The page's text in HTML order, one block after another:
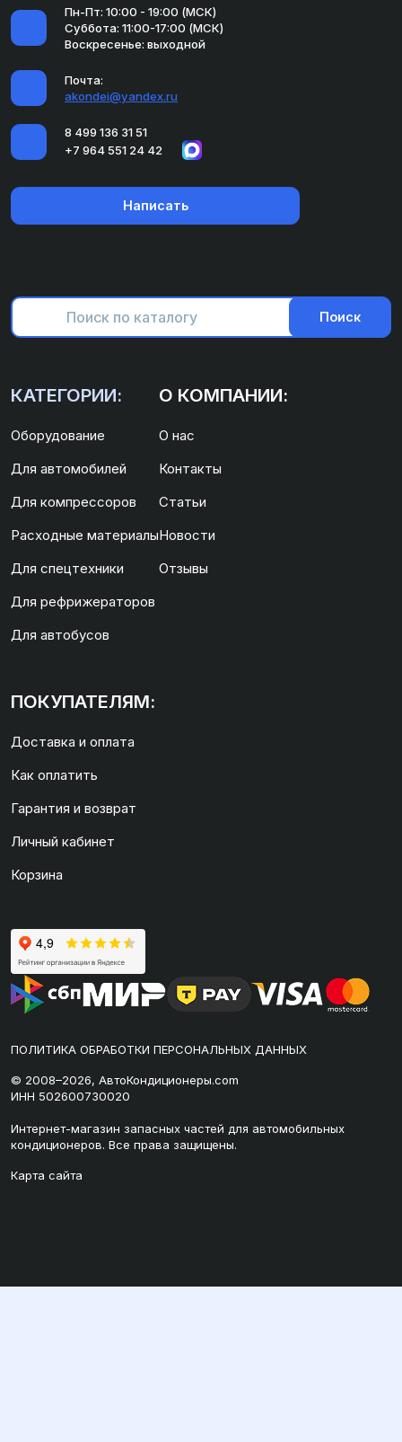
Пн-Пт: 10:00 - 19:00 (МСК)
Суббота: 11:00-17:00 (МСК)
Воскресенье: выходной
Почта:
akondei@yandex.ru
8 499 136 31 51
+7 964 551 24 42
Написать
Поиск
КАТЕГОРИИ:
Оборудование
Для автомобилей
Для компрессоров
Расходные материалы
Для спецтехники
Для рефрижераторов
Для автобусов
О КОМПАНИИ:
О нас
Контакты
Статьи
Новости
Отзывы
ПОКУПАТЕЛЯМ:
Доставка и оплата
Как оплатить
Гарантия и возврат
Личный кабинет
Корзина
ПОЛИТИКА ОБРАБОТКИ ПЕРСОНАЛЬНЫХ ДАННЫХ
© 2008–2026, АвтоКондиционеры.com
ИНН 502600730020
Интернет-магазин запасных частей для автомобильных
кондиционеров. Все права защищены.
Карта сайта